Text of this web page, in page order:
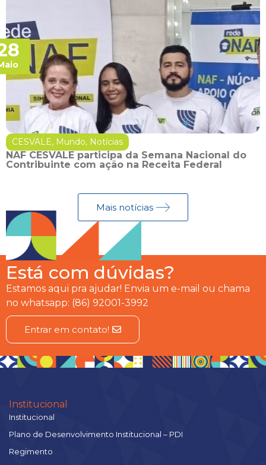
CESVALE, Mundo, Notícias
NAF CESVALE participa da Semana Nacional do
Contribuinte com ação na Receita Federal
Mais notícias
Está com dúvidas?
Estamos aqui pra ajudar! Envia um e-mail ou chama
no whatsapp: (86) 92001-3992
Entrar em contato!
Institucional
Institucional
Plano de Desenvolvimento Institucional – PDI
Regimento